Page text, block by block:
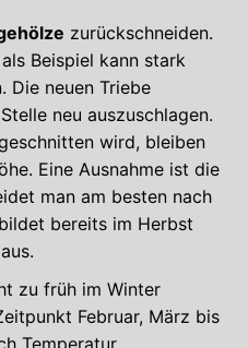
zurückschneiden.
Beispiel kann stark
Die neuen Triebe
neu auszuschlagen.
wird, bleiben
Eine Ausnahme ist die
man am besten nach
bereits im Herbst
zu früh im Winter
Februar, März bis
Temperatur.